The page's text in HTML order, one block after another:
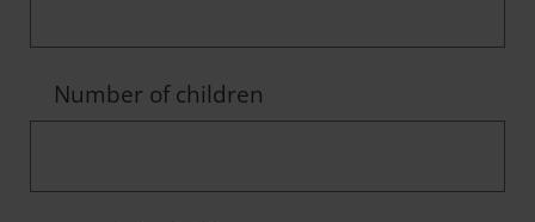
Number of children